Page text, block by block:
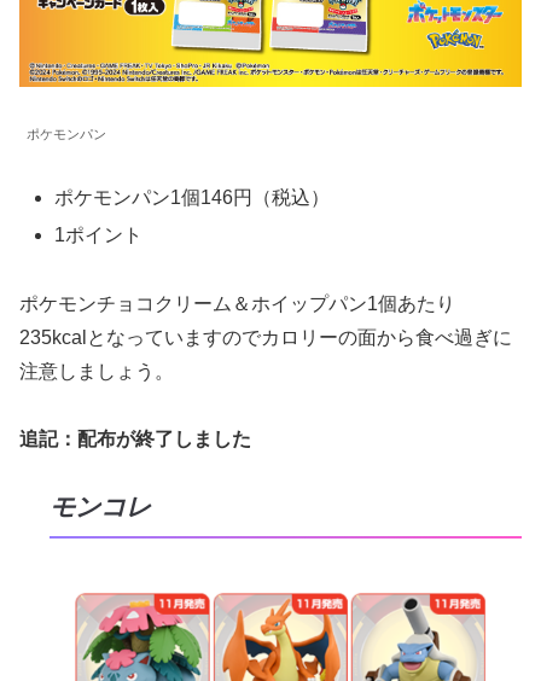
ポケモンパン
ポケモンパン1個146円（税込）
1ポイント
ポケモンチョコクリーム＆ホイップパン1個あたり
235kcalとなっていますのでカロリーの面から食べ過ぎに
注意しましょう。
追記：配布が終了しました
モンコレ